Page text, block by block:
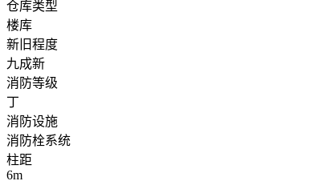
仓库类型
楼库
新旧程度
九成新
消防等级
丁
消防设施
消防栓系统
柱距
6m